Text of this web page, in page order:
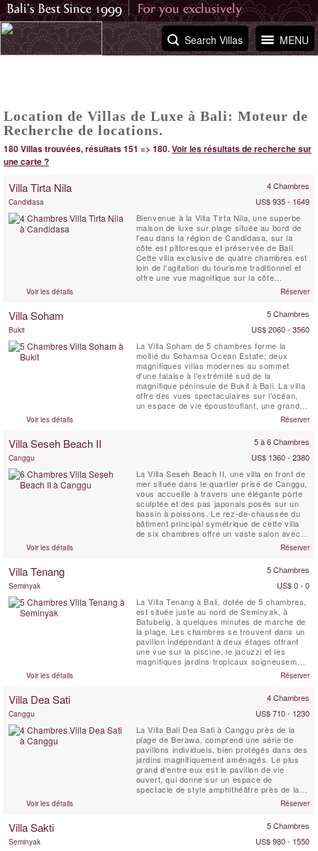
MENU
Search Villas
Location de Villas de Luxe à Bali: Moteur de
Recherche de locations.
180 Villas trouvées, résultats 151 => 180.Voir les résultats de recherche sur
une carte ?
Villa Tirta Nila 4 Chambres
Candidasa
US$ 935 - 1649
Bienvenue à la Villa Tirta Nila, une superbe
maison de luxe sur plage située au bord de
l'eau dans la région de Candidasa, sur la
côte est pittoresque et préservée de Bali.
Cette villa exclusive de quatre chambres est
loin de l'agitation du tourisme traditionnel et
offre une vue magnifique sur la côte
magnifique de Bali et les îles au large. Tirta
Nila est un mélange d'architecture tropicale
Voir les détails Réserver
Villa Soham 5 Chambres
Bukit
US$ 2060 - 3560
La Villa Soham de 5 chambres forme la
moitié du Sohamsa Ocean Estate; deux
magnifiques villas modernes au sommet
d'une falaise à l'extrémité sud de la
magnifique péninsule de Bukit à Bali. La villa
offre des vues spectaculaires sur l'océan,
un espace de vie époustouflant, une grande
piscine, une salle de sport et une salle de
massage. Entièrement équipée, y compris un
voiture 7 places, la Villa Soham est parfaite
Voir les détails Réserver
Villa Seseh Beach II 5 à 6 Chambres
Canggu
US$ 1360 - 2380
La Villa Seseh Beach II, une villa en front de
mer située dans le quartier prisé de Canggu,
vous accueille à travers une élégante porte
sculptée et des pas japonais posés sur un
bassin à poissons. Le rez-de-chaussée du
bâtiment principal symétrique de cette villa
de six chambres offre un vaste salon avec
un espace télévision, un bar et un coin
détente. D’un côté se trouvent une chambre
Voir les détails Réserver
Villa Tenang 5 Chambres
Seminyak
US$ 0 - 0
La Villa Tenang à Bali, dotée de 5 chambres,
est située juste au nord de Seminyak, à
Batubelig, à quelques minutes de marche de
la plage. Les chambres se trouvent dans un
pavillon indépendant à deux étages offrant
une vue sur la piscine, le jacuzzi et les
magnifiques jardins tropicaux soigneusement
aménagés. Le pavillon comprend deux suites
parentales au rez-de-chaussée, chacune
intérieure/extérieure. Ces salles de bain sont
Voir les détails Réserver
Villa Dea Sati 4 Chambres
Canggu
US$ 710 - 1230
La Villa Bali Dea Sati à Canggu près de la
plage de Berawa, comprend une série de
pavillons individuels, bien protégés dans des
jardins magnifiquement aménagés. Le plus
grand d'entre eux est le pavillon de vie
ouvert, qui donne sur un espace de
spectacle de style amphithéâtre près de la
grande piscine de forme libre. Autour de la
piscine se trouvent quatre pavillons joglo,
bain et terrasse ensoleillée. Parmi ceux-ci
Voir les détails Réserver
Villa Sakti 5 Chambres
Seminyak
US$ 980 - 1550